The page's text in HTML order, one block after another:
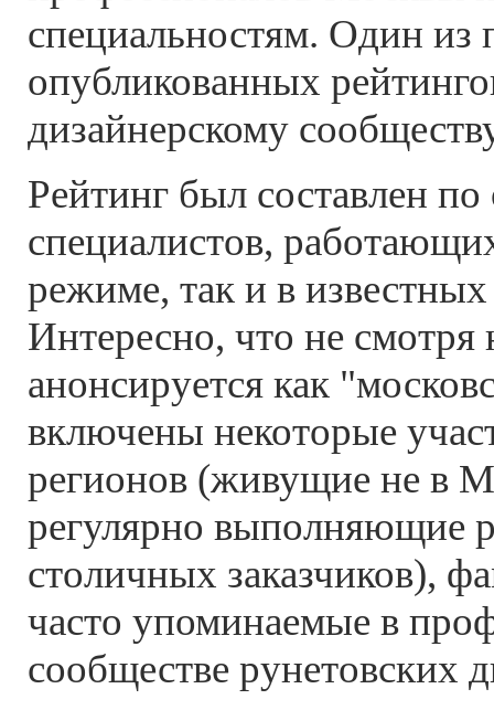
специальностям. Один из
опубликованных
дизайнерскому
Рейтинг был составлен
специалистов,
режиме, так и в
Интересно, что не смотря
анонсируется как
включены некоторые
регионов (живущие не в
регулярно выполняющие
столичных заказчиков),
часто упоминаемые в
сообществе рунетовских